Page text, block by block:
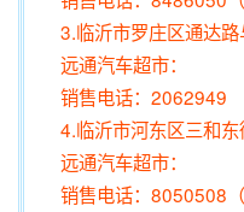
3.临沂市罗庄区通达
远通汽车超市：
销售电话：2062949
4.临沂市河东区三和
远通汽车超市：
销售电话：8050508